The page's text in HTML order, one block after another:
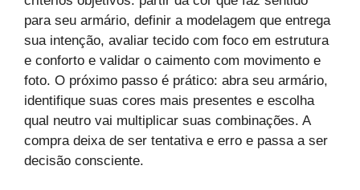
para seu armário, definir a modelagem que entrega
sua intenção, avaliar tecido com foco em estrutura
e conforto e validar o caimento com movimento e
foto. O próximo passo é prático: abra seu armário,
identifique suas cores mais presentes e escolha
qual neutro vai multiplicar suas combinações. A
compra deixa de ser tentativa e erro e passa a ser
decisão consciente.